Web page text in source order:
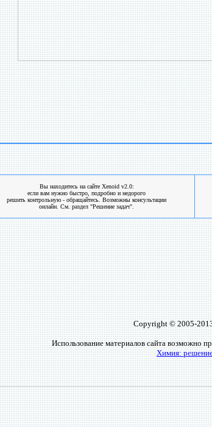
Вы находитесь на сайте Xenoid v2.0:
если вам нужно быстро, подробно и недорого
решить контрольную - обращайтесь. Возможны консультации
онлайн. См. раздел "Решение задач".
Copyright © 2005-
Использование материалов сайта возможно
Химия: решение